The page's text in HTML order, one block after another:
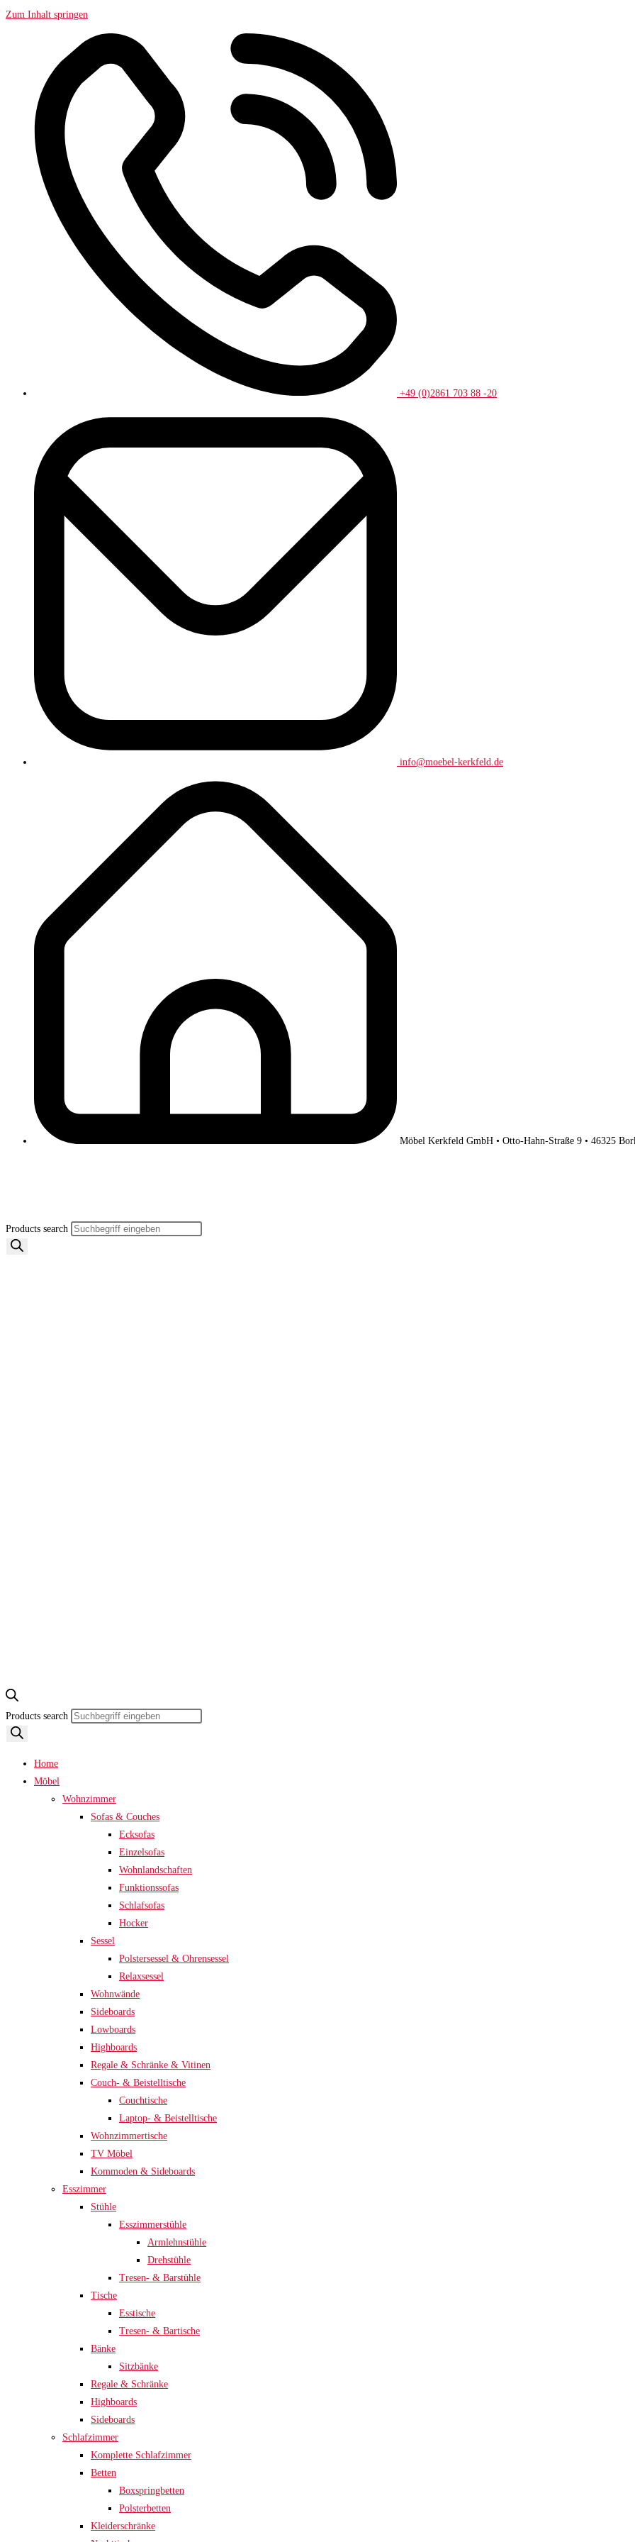
Zum Inhalt springen
+49 (0)2861 703 88 -20
info@moebel-kerkfeld.de
Möbel Kerkfeld GmbH • Otto-Hahn-Straße 9 • 46325
Products search
Products search
Home
Möbel
Wohnzimmer
Sofas & Couches
Ecksofas
Einzelsofas
Wohnlandschaften
Funktionssofas
Schlafsofas
Hocker
Sessel
Polstersessel & Ohrensessel
Relaxsessel
Wohnwände
Sideboards
Lowboards
Highboards
Regale & Schränke & Vitinen
Couch- & Beistelltische
Couchtische
Laptop- & Beistelltische
Wohnzimmertische
TV Möbel
Kommoden & Sideboards
Esszimmer
Stühle
Esszimmerstühle
Armlehnstühle
Drehstühle
Tresen- & Barstühle
Tische
Esstische
Tresen- & Bartische
Bänke
Sitzbänke
Regale & Schränke
Highboards
Sideboards
Schlafzimmer
Komplette Schlafzimmer
Betten
Boxspringbetten
Polsterbetten
Kleiderschränke